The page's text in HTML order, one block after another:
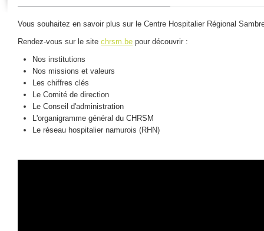
Vous souhaitez en savoir plus sur le Centre Hospitalier Régional
Rendez-vous sur le site chrsm.be pour découvrir :
Nos institutions
Nos missions et valeurs
Les chiffres clés
Le Comité de direction
Le Conseil d'administration
L'organigramme général du CHRSM
Le réseau hospitalier namurois (RHN)